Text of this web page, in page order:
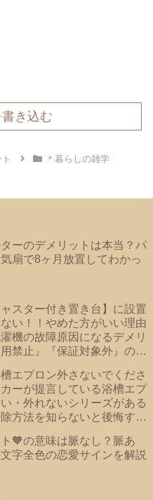
き込む
＊暮らしの雑学
ーのデメリットは本当？パ
扇で8ヶ月放置してわかっ
スター付き置き台】に設置
い！！やめた方がいい理由
機の故障原因になるデメリ
禁止』『保証対象外』のメ
為に知っておきたい【防水
を紹介
エプロン外さないでくださ
ーが提言している浴槽エプ
・外れないシリーズがある
除方法を知らないと後悔する
・リクシル・Panasonic
🧡の意味は脈なし？脈あ
字全色の恋愛サインを解説